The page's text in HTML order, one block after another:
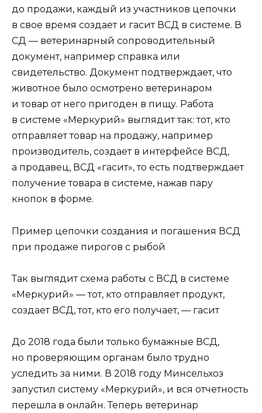
до продажи, каждый из участников цепочки
в свое время создает и гасит ВСД в системе. В
СД — ветеринарный сопроводительный
документ, например справка или
свидетельство. Документ подтверждает, что
животное было осмотрено ветеринаром
и товар от него пригоден в пищу. Работа
в системе «Меркурий» выглядит так: тот, кто
отправляет товар на продажу, например
производитель, создает в интерфейсе ВСД,
а продавец, ВСД «гасит», то есть подтверждает
получение товара в системе, нажав пару
кнопок в форме.
Пример цепочки создания и погашения ВСД
при продаже пирогов с рыбой
Так выглядит схема работы с ВСД в системе
«Меркурий» — тот, кто отправляет продукт,
создает ВСД, тот, кто его получает, — гасит
До 2018 года были только бумажные ВСД,
но проверяющим органам было трудно
уследить за ними. В 2018 году Минсельхоз
запустил систему «Меркурий», и вся отчетность
перешла в онлайн. Теперь ветеринар